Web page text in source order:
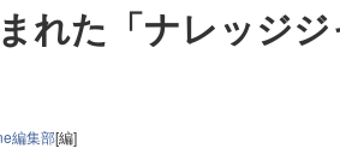
れた「ナレッジジ
編集部[編]